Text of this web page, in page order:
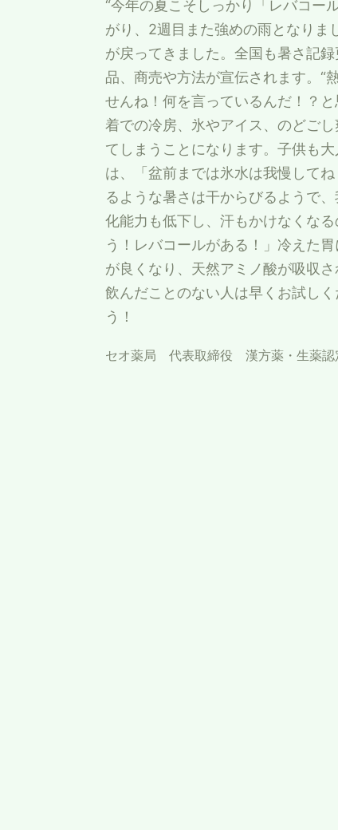
“今年の夏こそしっかり「レバコー
がり、2週目また強めの雨となりま
が戻ってきました。全国も暑さ記
品、商売や方法が宣伝されます。“
せんね！何を言っているんだ！？
着での冷房、氷やアイス、のどご
てしまうことになります。子供も
は、「盆前までは氷水は我慢して
るような暑さは干からびるようで
化能力も低下し、汗もかけなくな
う！レバコールがある！」冷えた
が良くなり、天然アミノ酸が吸収
飲んだことのない人は早くお試し
う！
セオ薬局 代表取締役 漢方薬・生薬